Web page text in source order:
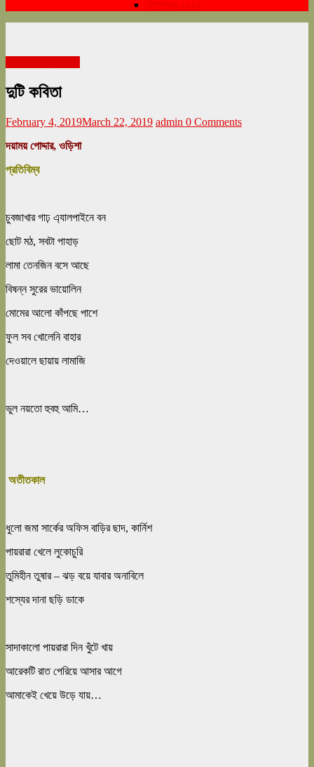
ডিসেম্বর ২০২৪
দুটি কবিতা
February 4, 2019March 22, 2019 admin 0 Comments
দয়াময় পোদ্দার, ওড়িশা
প্রতিবিম্ব
চুবজাখার গাঢ় এ্যালপাইনে বন
ছোট মঠ, সবটা পাহাড়
লামা তেনজিন বসে আছে
বিষন্ন সুরের ভায়োলিন
মোমের আলো কাঁপছে পাশে
ফুল সব খোলেনি বাহার
দেওয়ালে ছায়ায় লামাজি
ভুল নয়তো হুবহু আমি…
অতীতকাল
ধুলো জমা সার্কের অফিস বাড়ির ছাদ, কার্নিশ
পায়রারা খেলে লুকোচুরি
তুমিহীন তুষার – ঝড় বয়ে যাবার অনাবিলে
শস্যের দানা ছড়ি ডাকে
সাদাকালো পায়রারা দিন খুঁটে খায়
আরেকটি রাত পেরিয়ে আসার আগে
আমাকেই খেয়ে উড়ে যায়…